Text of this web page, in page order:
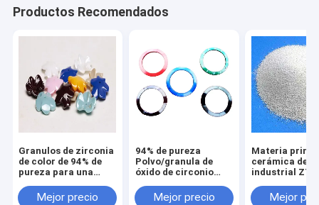
Productos Recomendados
Granulos de zirconia
de color de 94% de
pureza para una
industrial
Mejor precio
94% de pureza
Polvo/granula de
óxido de circonio
rojo/negro/amarillo/verde/marrón/azul
Mejor precio
Materia prima
cerámica de
industrial ZTA
para elMejor